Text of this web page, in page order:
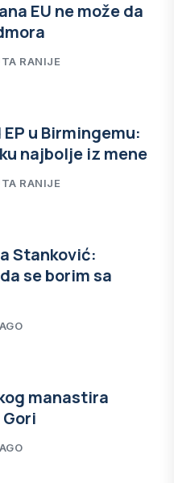
EU ne može da
RANIJE
u Birmingemu:
najbolje iz mene
RANIJE
Stanković:
se borim sa
manastira